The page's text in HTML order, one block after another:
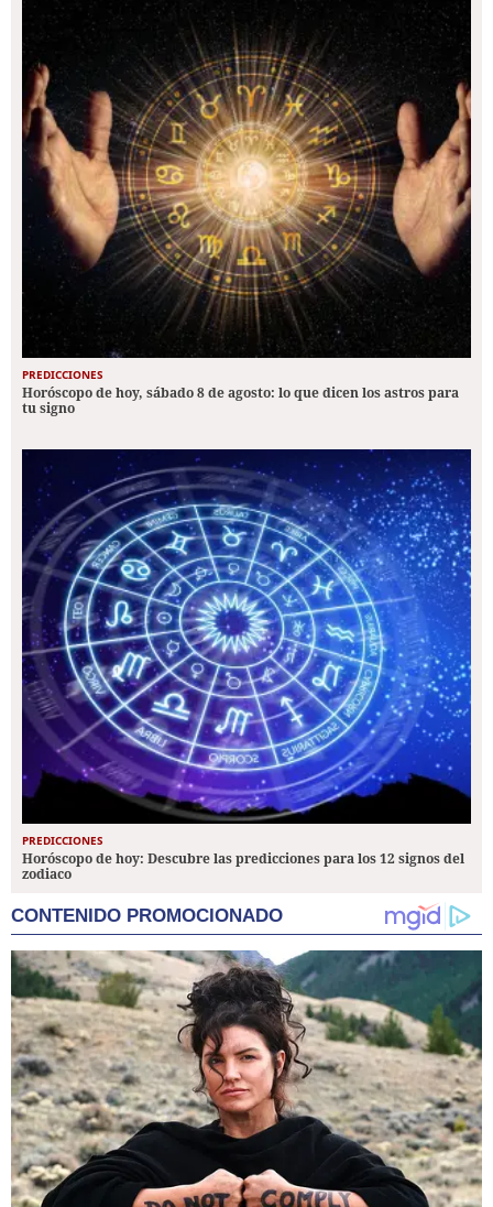
PREDICCIONES
Horóscopo de hoy, sábado 8 de agosto: lo que dicen los astros para
tu signo
PREDICCIONES
Horóscopo de hoy: Descubre las predicciones para los 12 signos del
zodiaco
CONTENIDO PROMOCIONADO